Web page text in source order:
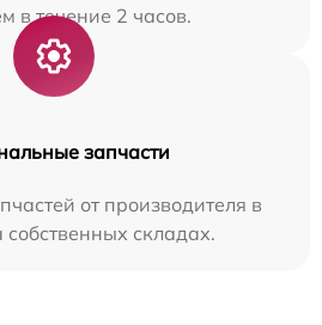
в течение 2 часов.
запчасти
от производителя в
складах.